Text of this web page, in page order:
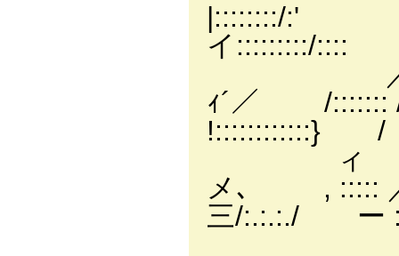
|::::::::/:' |/
イ:::::::::/
／ィ!f
ｨ´／ /
!::::::::::::} /
ィ /
メ､ , :::::
三/:.:.:./ ゝ